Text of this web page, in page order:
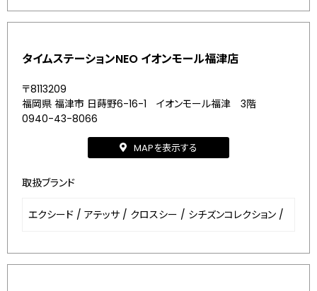
タイムステーションNEO イオンモール福津店
〒8113209
福岡県 福津市 日蒔野6-16-1 イオンモール福津 3階
0940-43-8066
MAPを表示する
取扱ブランド
エクシード / アテッサ / クロスシー / シチズンコレクション /